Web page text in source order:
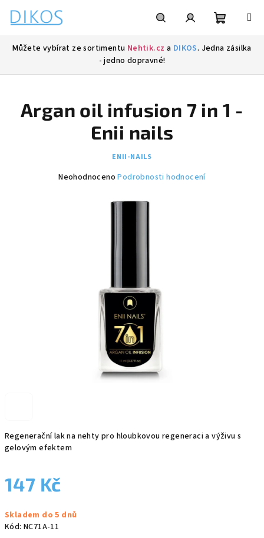
obsah
Můžete vybírat ze sortimentu Nehtik.cz a DIKOS. Jedna zásilka
- jedno dopravné!
Regenerační lak na nehty pro hloubkovou regeneraci a výživu s
gelovým efektem
147 Kč
cena:
Skladem do 5 dnů
Kód: NC71A-11
Argan oil infusion 7 in 1 -
Enii nails
ENII-NAILS
Průměrné
Neohodnoceno Podrobnosti hodnocení